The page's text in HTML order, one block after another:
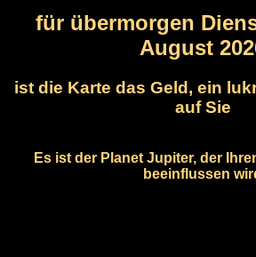
für übermorgen
August
ist die Karte das Geld, ein
auf Sie
Es ist der Planet Jupiter, der
beeinflussen